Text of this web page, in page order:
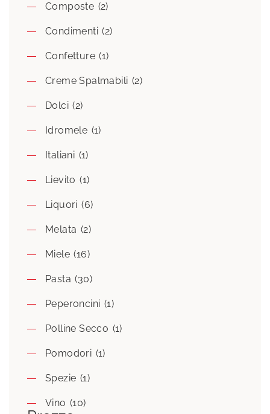
Composte (2)
Condimenti (2)
Confetture (1)
Creme Spalmabili (2)
Dolci (2)
Idromele (1)
Italiani (1)
Lievito (1)
Liquori (6)
Melata (2)
Miele (16)
Pasta (30)
Peperoncini (1)
Polline Secco (1)
Pomodori (1)
Spezie (1)
Vino (10)